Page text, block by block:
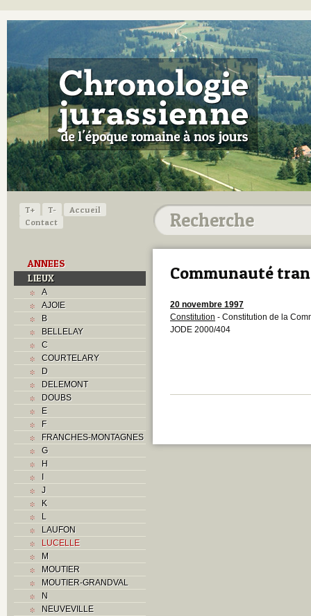
T+ T-
Accueil
Contact
ANNEES
LIEUX
A
AJOIE
B
BELLELAY
C
COURTELARY
D
DELEMONT
DOUBS
E
F
FRANCHES-MONTAGNES
G
H
I
J
K
L
LAUFON
LUCELLE
M
MOUTIER
MOUTIER-GRANDVAL
N
NEUVEVILLE
Communauté
20 novembre 1997
Constitution - Constitution de la
JODE 2000/404